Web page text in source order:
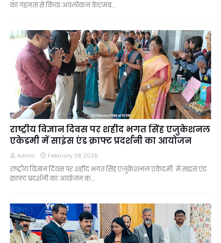
का गहनता से किया अवलोकन केएमब…
राष्ट्रीय विज्ञान दिवस पर शहीद भगत सिंह एजुकेशनल
एकेडमी में साइंस एंड क्राफ्ट प्रदर्शनी का आयोजन
Admin February 28, 2026
राष्ट्रीय विज्ञान दिवस पर शहीद भगत सिंह एजुकेशनल एकेडमी में साइंस एंड
क्राफ्ट प्रदर्शनी का आयोजन क…